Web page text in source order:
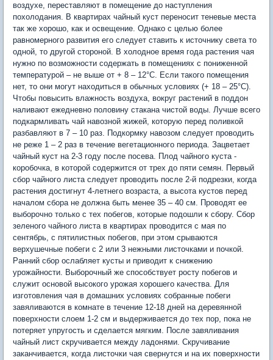
воздухе, переставляют в помещение до наступления
похолодания. В квартирах чайный куст переносит теневые места
так же хорошо, как и освещение. Однако с целью более
равномерного развития его следует ставить к источнику света то
одной, то другой стороной. В холодное время года растения чая
нужно по возможности содержать в помещениях с пониженной
температурой – не выше от + 8 – 12°С. Если такого помещения
нет, то они могут находиться в обычных условиях (+ 18 – 25°С).
Чтобы повысить влажность воздуха, вокруг растений в поддон
наливают ежедневно половину стакана чистой воды. Лучше всего
подкармливать чай навозной жижей, которую перед поливкой
разбавляют в 7 – 10 раз. Подкормку навозом следует проводить
не реже 1 – 2 раз в течение вегетационного периода. Зацветает
чайный куст на 2-3 году после посева. Плод чайного куста -
коробочка, в которой содержится от трех до пяти семян. Первый
сбор чайного листа следует проводить после 2-й подрезки, когда
растения достигнут 4-летнего возраста, а высота кустов перед
началом сбора не должна быть менее 35 – 40 см. Проводят ее
выборочно только с тех побегов, которые подошли к сбору. Сбор
зеленого чайного листа в квартирах проводится с мая по
сентябрь, с пятилистных побегов, при этом срываются
верхушечные побеги с 2 или 3 нежными листочками и почкой.
Ранний сбор ослабляет кусты и приводит к снижению
урожайности. Выборочный же способствует росту побегов и
служит основой высокого урожая хорошего качества. Для
изготовления чая в домашних условиях собранные побеги
завяливаются в комнате в течение 12-18 дней на деревянной
поверхности слоем 1-2 см и выдерживается до тех пор, пока не
потеряет упругость и сделается мягким. После завяливания
чайный лист скручивается между ладонями. Скручивание
заканчивается, когда листочки чая свернутся и на их поверхности